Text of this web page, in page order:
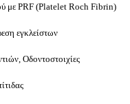
με PRF (Platelet Roch Fibrin)
εγκλείστων
Οδοντοστοιχίες